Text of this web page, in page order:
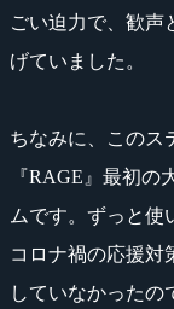
ごい迫力で、歓声
げていました。
ちなみに、このス
『RAGE』最初
ムです。ずっと使
コロナ禍の応援対
していなかったの